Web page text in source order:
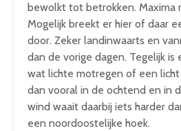
bewolkt tot betrokken. Maxima
Mogelijk breekt er hier of daar
door. Zeker landinwaarts en
dan de vorige dagen. Tegelijk is
wat lichte motregen of een
dan vooral in de ochtend en in
wind waait daarbij iets harder
een noordoostelijke hoek.